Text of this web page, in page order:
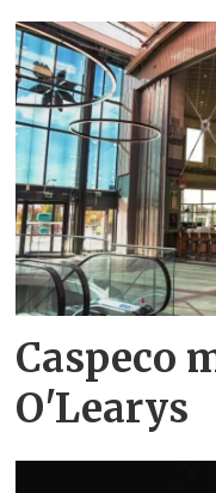
Caspeco
O'Learys